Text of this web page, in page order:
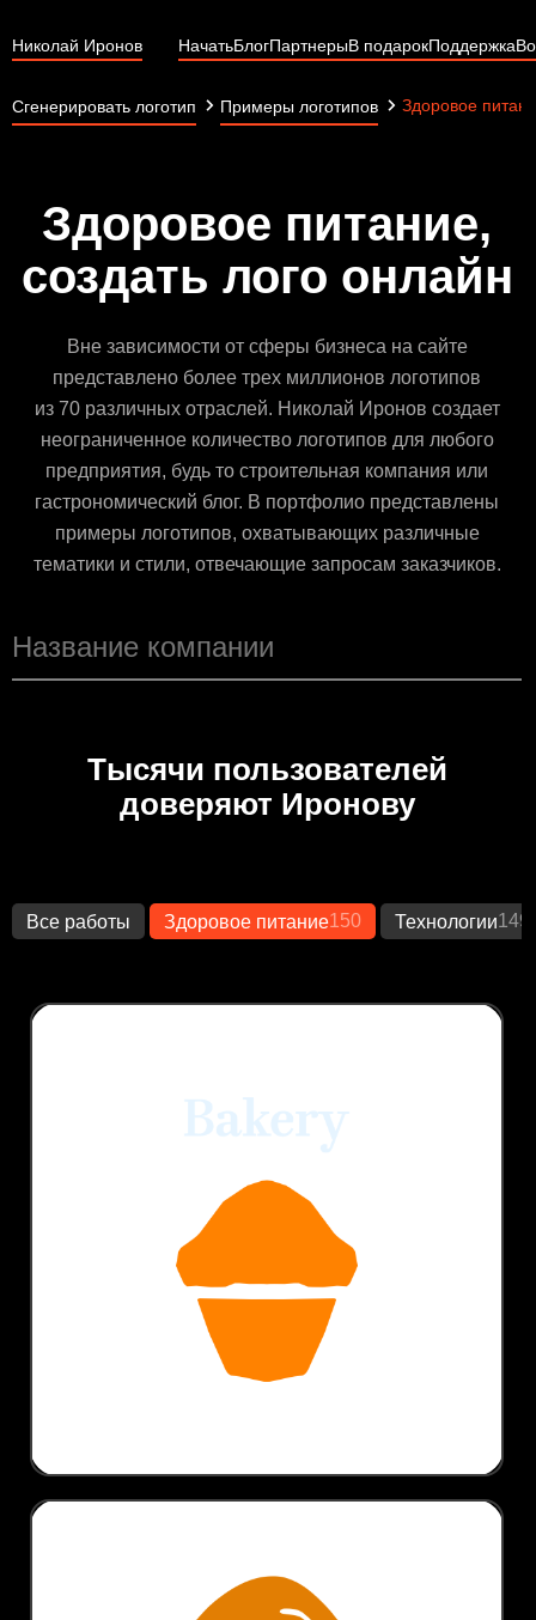
Николай Иронов НачатьБлогПартнерыВ подарокПоддержка
Сгенерировать логотип Примеры логотипов Здоровое
Здоровое питание,
создать лого онлайн
Вне зависимости от сферы бизнеса на сайте
представлено более трех миллионов логотипов
из 70 различных отраслей. Николай Иронов создает
неограниченное количество логотипов для любого
предприятия, будь то строительная компания или
гастрономический блог. В портфолио представлены
примеры логотипов, охватывающих различные
тематики и стили, отвечающие запросам заказчиков.
Тысячи пользователей
доверяют Иронову
Все работы Здоровое питание150 Технологии